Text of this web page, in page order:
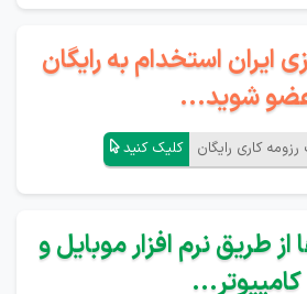
ایران استخدام به رایگان
شوید...
کاری رایگان کلیک کنید
طریق نرم افزار موبایل و
کامپیوتر...